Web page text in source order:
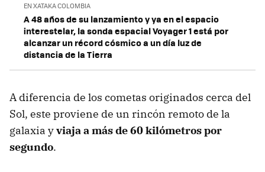
EN XATAKA COLOMBIA
A 48 años de su lanzamiento y ya en el espacio
interestelar, la sonda espacial Voyager 1 está por
alcanzar un récord cósmico a un día luz de
distancia de la Tierra
A diferencia de los cometas originados cerca del
Sol, este proviene de un rincón remoto de la
galaxia yviaja a más de 60 kilómetros por
segundo.